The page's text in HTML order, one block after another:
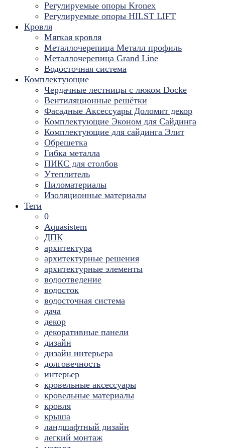
Регулируемые опоры Kronex
Регулируемые опоры HILST LIFT
Кровля
Мягкая кровля
Металлочерепица Металл профиль
Металлочерепица Grand Line
Водосточная система
Комплектующие
Чердачные лестницы с люком Docke
Вентиляционные решётки
Фасадные Аксессуары Доломит декор
Комплектующие Эконом для Сайдинга
Комплектующие для cайдинга Элит
Обрешетка
Гибка металла
ПИКС для столбов
Утеплитель
Пиломатериалы
Изоляционные материалы
Теги
0
Aquasistem
ДПК
архитектура
архитектурные решения
архитектурные элементы
водоотведение
водосток
водосточная система
дача
декор
декоративные панели
дизайн
дизайн интерьера
долговечность
интерьер
кровельные аксессуары
кровельные материалы
кровля
крыша
ландшафтный дизайн
легкий монтаж